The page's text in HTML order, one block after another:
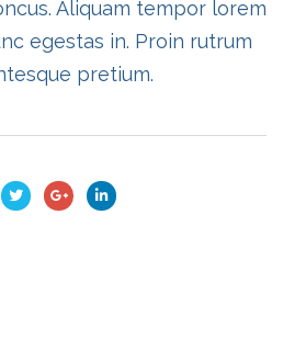
Aliquam tempor lorem
egestas in. Proin rutrum
pretium.